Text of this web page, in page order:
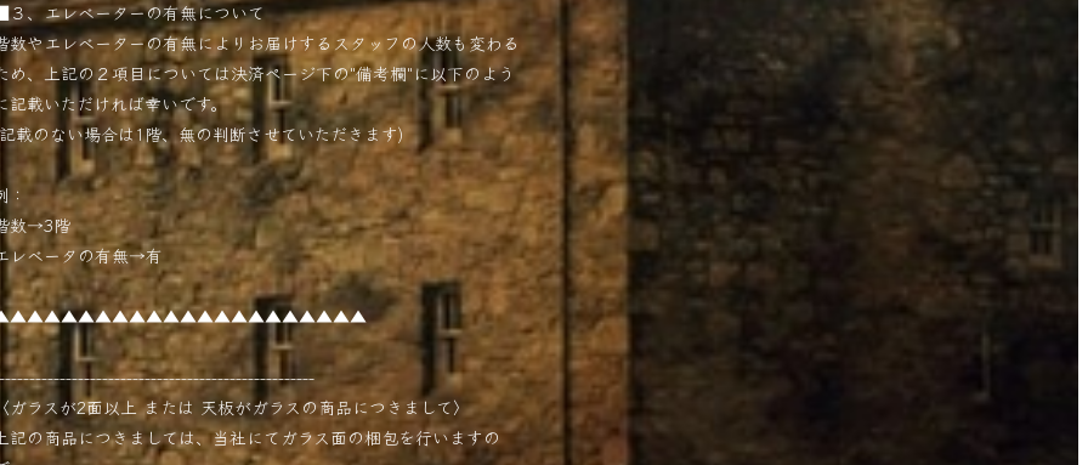
、エレベーターの有無について
数やエレベーターの有無によりお届けするスタッフの人数も変わる
め、上記の２項目については決済ページ下の"備考欄"に以下のよう
記載いただければ幸いです。
載のない場合は1階、無の判断させていただきます)
：
数→3階
レベータの有無→有
ガラスが2面以上 または 天板がガラスの商品につきまして〉
記の商品につきましては、当社にてガラス面の梱包を行いますの